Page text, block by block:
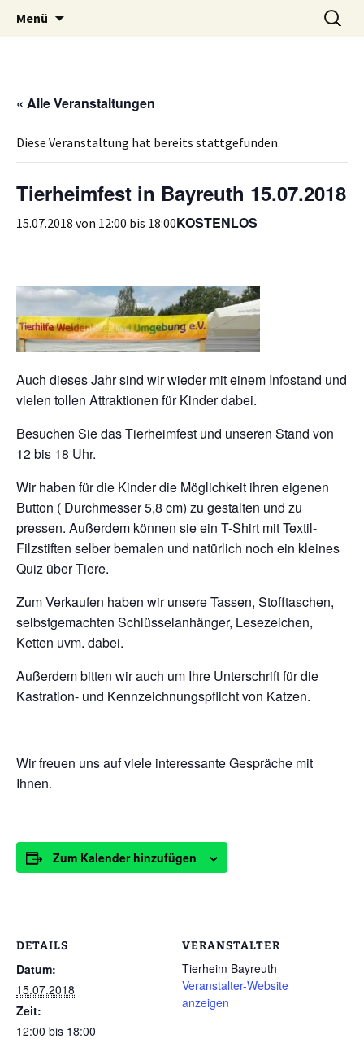
Tierhilfe
Weidenberg und Umgebung e.V.
Menü
Suchen
nach:
« Alle Veranstaltungen
Diese Veranstaltung hat bereits stattgefunden.
Tierheimfest in Bayreuth 15.07.2018
15.07.2018 von 12:00 bis 18:00KOSTENLOS
Auch dieses Jahr sind wir wieder mit einem Infostand und
vielen tollen Attraktionen für Kinder dabei.
Besuchen Sie das Tierheimfest und unseren Stand von
12 bis 18 Uhr.
Wir haben für die Kinder die Möglichkeit ihren eigenen
Button ( Durchmesser 5,8 cm) zu gestalten und zu
pressen. Außerdem können sie ein T-Shirt mit Textil-
Filzstiften selber bemalen und natürlich noch ein kleines
Quiz über Tiere.
Zum Verkaufen haben wir unsere Tassen, Stofftaschen,
selbstgemachten Schlüsselanhänger, Lesezeichen,
Ketten uvm. dabei.
Außerdem bitten wir auch um Ihre Unterschrift für die
Kastration- und Kennzeichnungspflicht von Katzen.
Wir freuen uns auf viele interessante Gespräche mit
Ihnen.
Zum Kalender hinzufügen
DETAILS
Datum:
15.07.2018
Zeit:
12:00 bis 18:00
VERANSTALTER
Tierheim Bayreuth
Veranstalter-Website
anzeigen